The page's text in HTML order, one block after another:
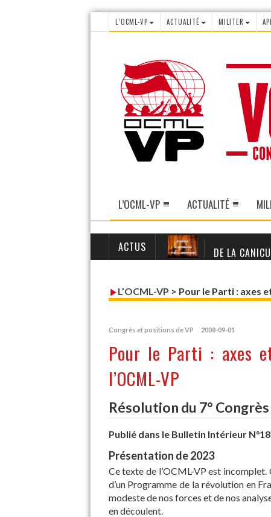
L’OCML-VP ACTUALITÉ MILITER
L’OCML-VP ACTUALITÉ
ACTUS DE LA
L’OCML-VP > Pour le Parti : axes
Congrès et positions de VP 2008-09-01
Pour le Parti : axes
l’OCML-VP
Résolution du 7°
Publié dans le Bulletin Intérieur
Présentation de 2023
Ce texte de l’OCML-VP est incomplet.
d’un Programme de la révolution en
modeste de nos forces et de nos
en découlent.